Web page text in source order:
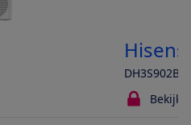
Bekijk